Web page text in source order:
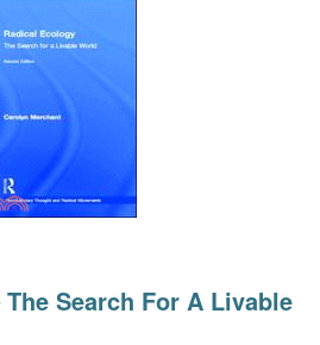
Search For A Livable